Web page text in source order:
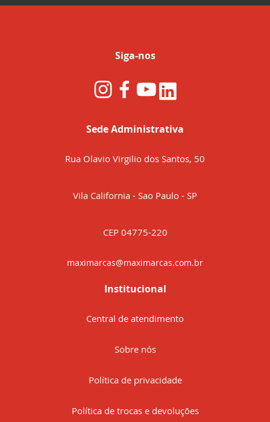
nossa
Siga-nos
Sede Administrativa
Rua Olavio Virgilio dos Santos, 50
Vila California - Sao Paulo - SP
CEP 04775-220
maximarcas@maximarcas.com.br
Institucional
Central de atendimento
Sobre nós
Política de privacidade
Política de trocas e devoluções